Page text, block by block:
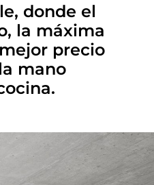
donde el
la máxima
precio
mano